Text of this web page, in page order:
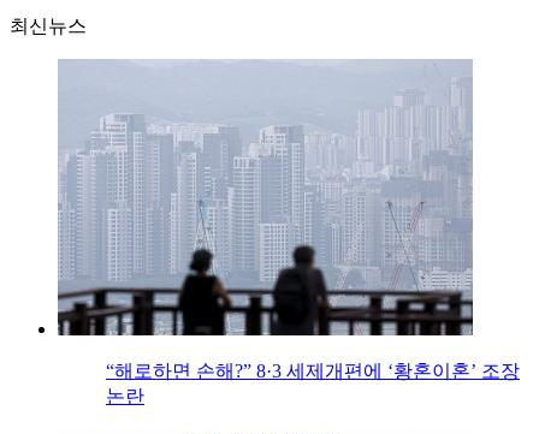
최신뉴스
“해로하면 손해?” 8·3 세제개편에 ‘황혼이혼’ 조장
논란